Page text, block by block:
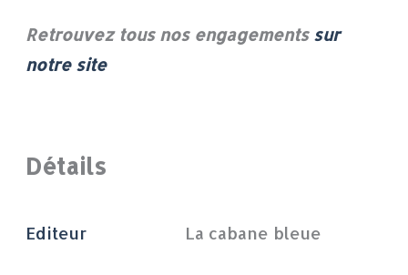
Retrouvez tous nos engagements sur
notre site
Détails
Editeur La cabane bleue